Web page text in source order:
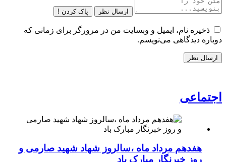
ارسال نظر پاک کردن !
ذخیره نام، ایمیل و وبسایت من در مرورگر برای زمانی که
دوباره دیدگاهی می‌نویسم.
اجتماعی
هفدهم مرداد ماه ،سالروز شهاد شهید صارمی و
روز خبرنگار مبارک باد